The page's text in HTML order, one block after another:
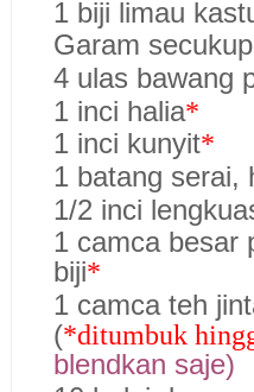
1 biji limau
Garam
4 ulas bawang
1 inci halia*
1 inci kunyit*
1 batang serai,
1/2 inci
1 camca besar
biji*
1 camca teh
(*ditumbuk
blendkan saje)